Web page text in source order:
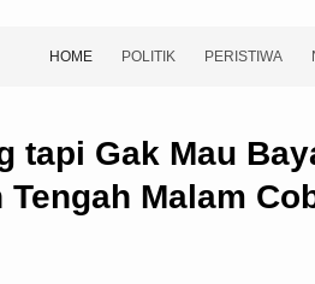
HOME POLITIK PERISTIWA
tapi Gak Mau
Malam